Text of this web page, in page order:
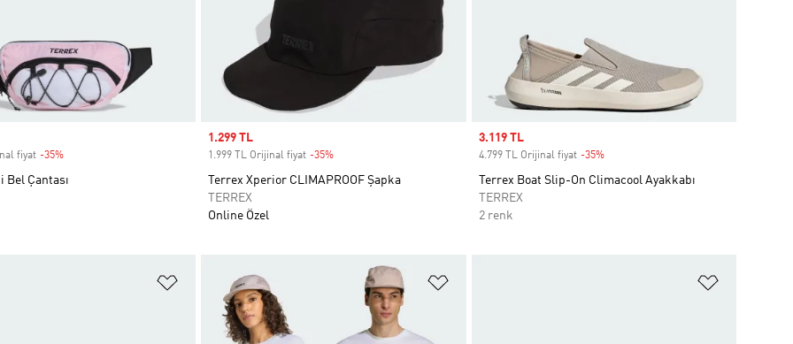
fiyat -35%Discount
Bel Çantası
Sale price
1.299 TL
1.999 TL Orijinal fiyat -35%
Terrex Xperior CLIMAPROOF Şapka
TERREX
Online Özel
Sale price
3.119 TL
4.799 TL Orijinal fiyat -35%Discount
Terrex Boat Slip-On Climacool Ayakkabı
TERREX
2 renk
Favori Listesine Ekle